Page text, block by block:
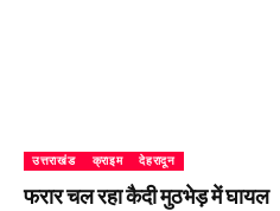
उत्तराखंड क्राइम देहरादून
फरार चल रहा कैदी मुठभेड़ में घायल